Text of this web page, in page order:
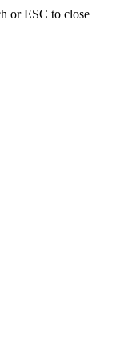
or ESC to close